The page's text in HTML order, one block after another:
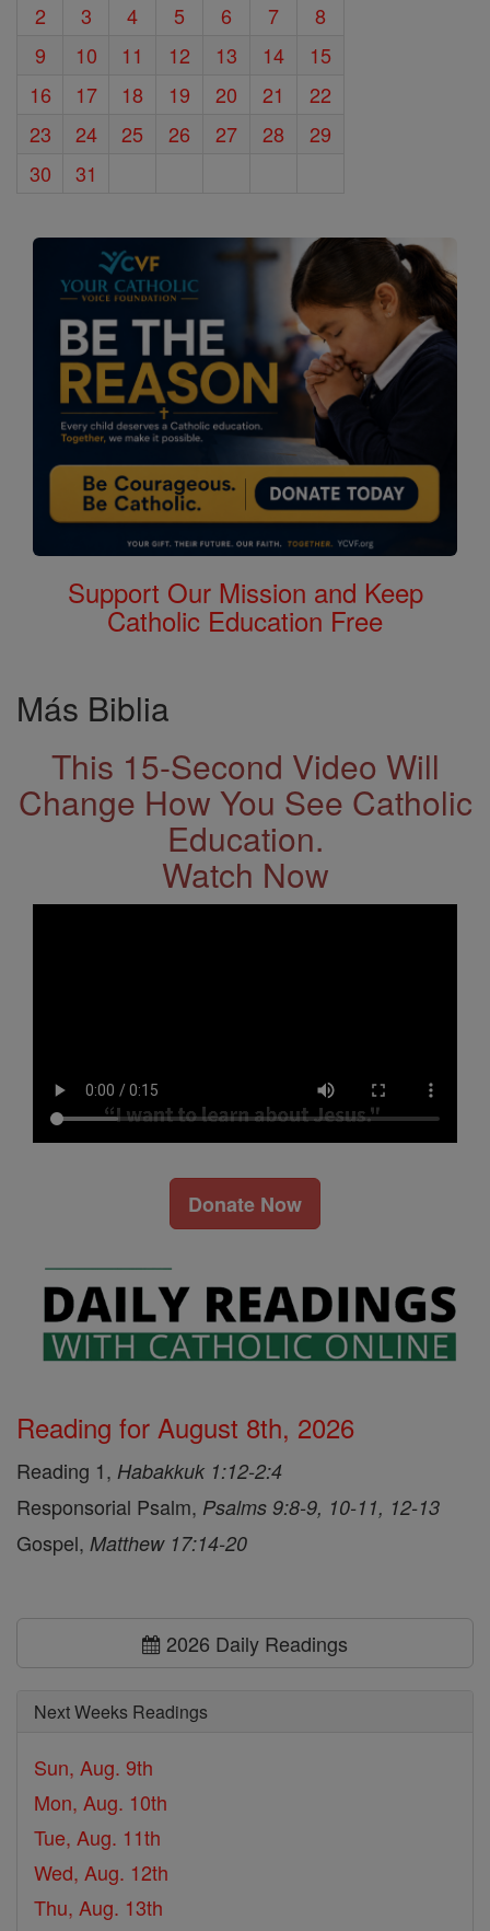
2
3 4 5 6 7
8
9
10 11 12 13 14
15
16
17 18 19 20 21
22
23
24 25 26 27 28
29
30
31
Support Our Mission and Keep
Catholic Education Free
Más Biblia
This 15-Second Video Will
Change How You See Catholic
Education.
Watch Now
Donate Now
Reading for August 8th, 2026
Reading 1, Habakkuk 1:12-2:4
Responsorial Psalm, Psalms 9:8-9, 10-11, 12-13
Gospel, Matthew 17:14-20
2026 Daily Readings
Next Weeks Readings
Sun, Aug. 9th
Mon, Aug. 10th
Tue, Aug. 11th
Wed, Aug. 12th
Thu, Aug. 13th